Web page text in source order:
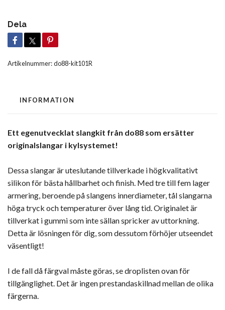
Dela
Artikelnummer:do88-kit101R
INFORMATION
Ett egenutvecklat slangkit från do88 som ersätter
originalslangar i kylsystemet!
Dessa slangar är uteslutande tillverkade i högkvalitativt
silikon för bästa hållbarhet och finish. Med tre till fem lager
armering, beroende på slangens innerdiameter, tål slangarna
höga tryck och temperaturer över lång tid. Originalet är
tillverkat i gummi som inte sällan spricker av uttorkning.
Detta är lösningen för dig, som dessutom förhöjer utseendet
väsentligt!
I de fall då färgval måste göras, se droplisten ovan för
tillgänglighet. Det är ingen prestandaskillnad mellan de olika
färgerna.